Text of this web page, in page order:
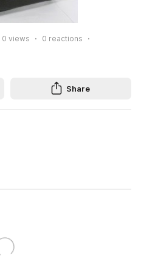
0 views 0 reactions
Share